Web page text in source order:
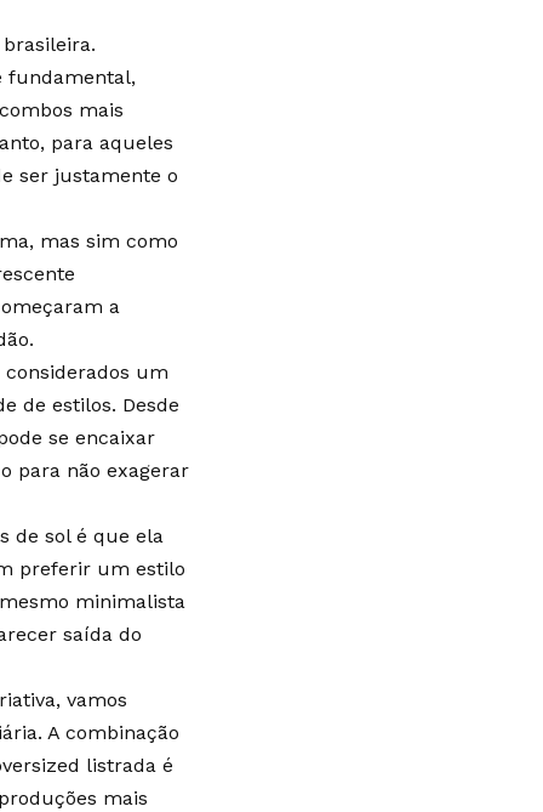
fundamental,
mais
para aqueles
ser justamente o
mas sim como
a
um
de estilos. Desde
se encaixar
para não exagerar
de sol é que ela
preferir um estilo
minimalista
saída do
vamos
A combinação
listrada é
mais